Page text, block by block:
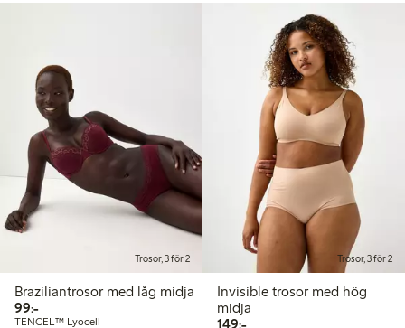
Trosor, 3 för 2
Braziliantrosor med låg midja
99:-99,00 kr
TENCEL™ Lyocell
Trosor, 3 för 2
Invisible trosor med hög
midja
149:-149,00 kr